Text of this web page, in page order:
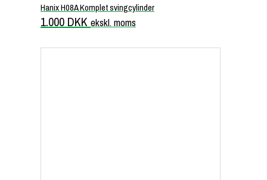
Hanix H08A Komplet svingcylinder
1.000 DKK ekskl. moms